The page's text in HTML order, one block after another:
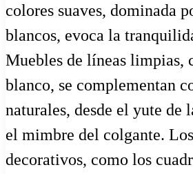
colores suaves, dominada
blancos, evoca la
Muebles de líneas limpias,
blanco, se complementan
naturales, desde el yute de
el mimbre del colgante.
decorativos, como los